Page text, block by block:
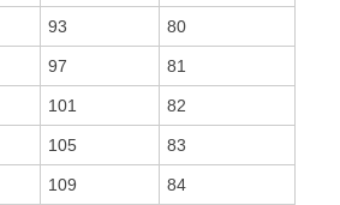
93 80
97 81
101 82
105 83
109 84